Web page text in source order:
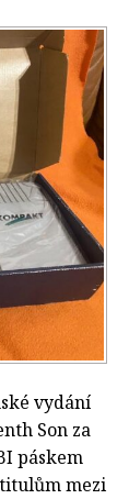
vydání
Son za
páskem
mezi